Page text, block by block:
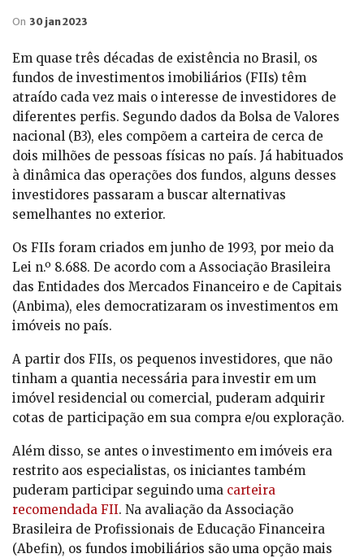
On 30 jan 2023
Em quase três décadas de existência no Brasil, os
fundos de investimentos imobiliários (FIIs) têm
atraído cada vez mais o interesse de investidores de
diferentes perfis. Segundo dados da Bolsa de Valores
nacional (B3), eles compõem a carteira de cerca de
dois milhões de pessoas físicas no país. Já habituados
à dinâmica das operações dos fundos, alguns desses
investidores passaram a buscar alternativas
semelhantes no exterior.
Os FIIs foram criados em junho de 1993, por meio da
Lei n.º 8.688. De acordo com a Associação Brasileira
das Entidades dos Mercados Financeiro e de Capitais
(Anbima), eles democratizaram os investimentos em
imóveis no país.
A partir dos FIIs, os pequenos investidores, que não
tinham a quantia necessária para investir em um
imóvel residencial ou comercial, puderam adquirir
cotas de participação em sua compra e/ou exploração.
Além disso, se antes o investimento em imóveis era
restrito aos especialistas, os iniciantes também
puderam participar seguindo uma carteira
recomendada FII. Na avaliação da Associação
Brasileira de Profissionais de Educação Financeira
(Abefin), os fundos imobiliários são uma opção mais